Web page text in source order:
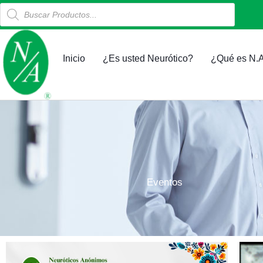
al
contenido
Products
search
Inicio ¿Es usted Neurótico? ¿Qué es
Eventos